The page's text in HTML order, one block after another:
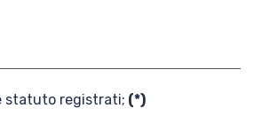
statuto registrati; (*)